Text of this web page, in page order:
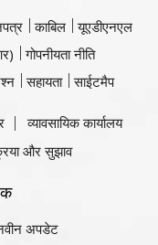
काबिल
यूएडीएनएल
गोपनीयता नीति
सहायता साईटमैप
व्यावसायिक कार्यालय
और सुझाव
अपडेट